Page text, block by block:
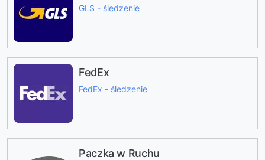
GLS - śledzenie
FedEx
FedEx - śledzenie
Paczka w Ruchu